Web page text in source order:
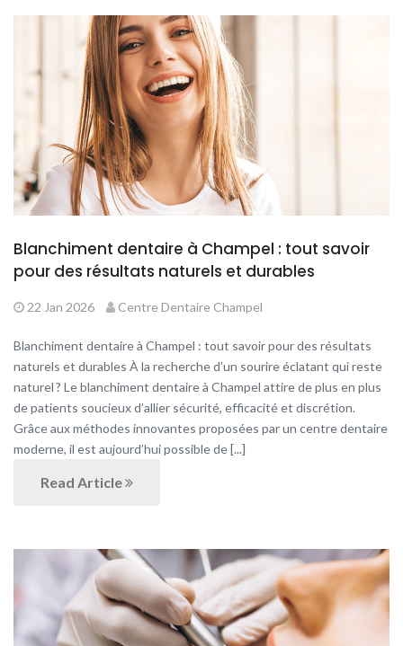
Blanchiment dentaire à Champel : tout savoir
pour des résultats naturels et durables
22 Jan 2026 Centre Dentaire Champel
Blanchiment dentaire à Champel : tout savoir pour des résultats
naturels et durables À la recherche d’un sourire éclatant qui reste
naturel ? Le blanchiment dentaire à Champel attire de plus en plus
de patients soucieux d’allier sécurité, efficacité et discrétion.
Grâce aux méthodes innovantes proposées par un centre dentaire
moderne, il est aujourd’hui possible de [...]
Read Article